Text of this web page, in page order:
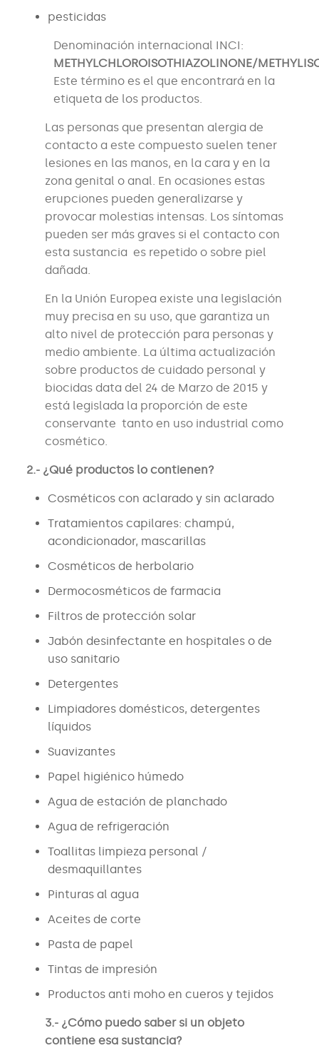
pesticidas
Denominación internacional INCI:
METHYLCHLOROISOTHIAZOLINONE/
Este término es el que encontrará en la
etiqueta de los productos.
Las personas que presentan alergia de
contacto a este compuesto suelen tener
lesiones en las manos, en la cara y en la
zona genital o anal. En ocasiones estas
erupciones pueden generalizarse y
provocar molestias intensas. Los síntomas
pueden ser más graves si el contacto con
esta sustancia es repetido o sobre piel
dañada.
En la Unión Europea existe una legislación
muy precisa en su uso, que garantiza un
alto nivel de protección para personas y
medio ambiente. La última actualización
sobre productos de cuidado personal y
biocidas data del 24 de Marzo de 2015 y
está legislada la proporción de este
conservante tanto en uso industrial como
cosmético.
2.- ¿Qué productos lo contienen?
Cosméticos con aclarado y sin aclarado
Tratamientos capilares: champú,
acondicionador, mascarillas
Cosméticos de herbolario
Dermocosméticos de farmacia
Filtros de protección solar
Jabón desinfectante en hospitales o de
uso sanitario
Detergentes
Limpiadores domésticos, detergentes
líquidos
Suavizantes
Papel higiénico húmedo
Agua de estación de planchado
Agua de refrigeración
Toallitas limpieza personal /
desmaquillantes
Pinturas al agua
Aceites de corte
Pasta de papel
Tintas de impresión
Productos anti moho en cueros y tejidos
3.- ¿Cómo puedo saber si un objeto
contiene esa sustancia?